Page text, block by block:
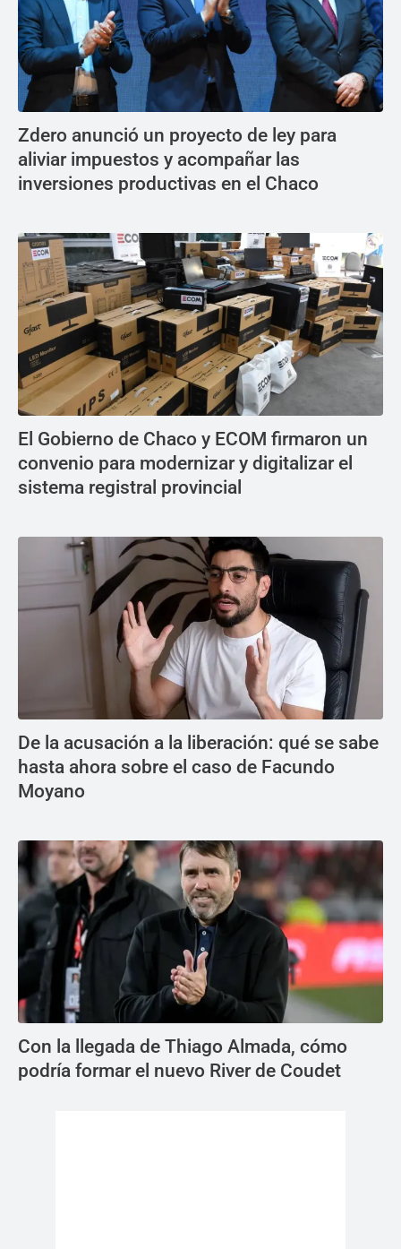
Zdero anunció un proyecto de ley para
aliviar impuestos y acompañar las
inversiones productivas en el Chaco
El Gobierno de Chaco y ECOM firmaron un
convenio para modernizar y digitalizar el
sistema registral provincial
De la acusación a la liberación: qué se sabe
hasta ahora sobre el caso de Facundo
Moyano
Con la llegada de Thiago Almada, cómo
podría formar el nuevo River de Coudet